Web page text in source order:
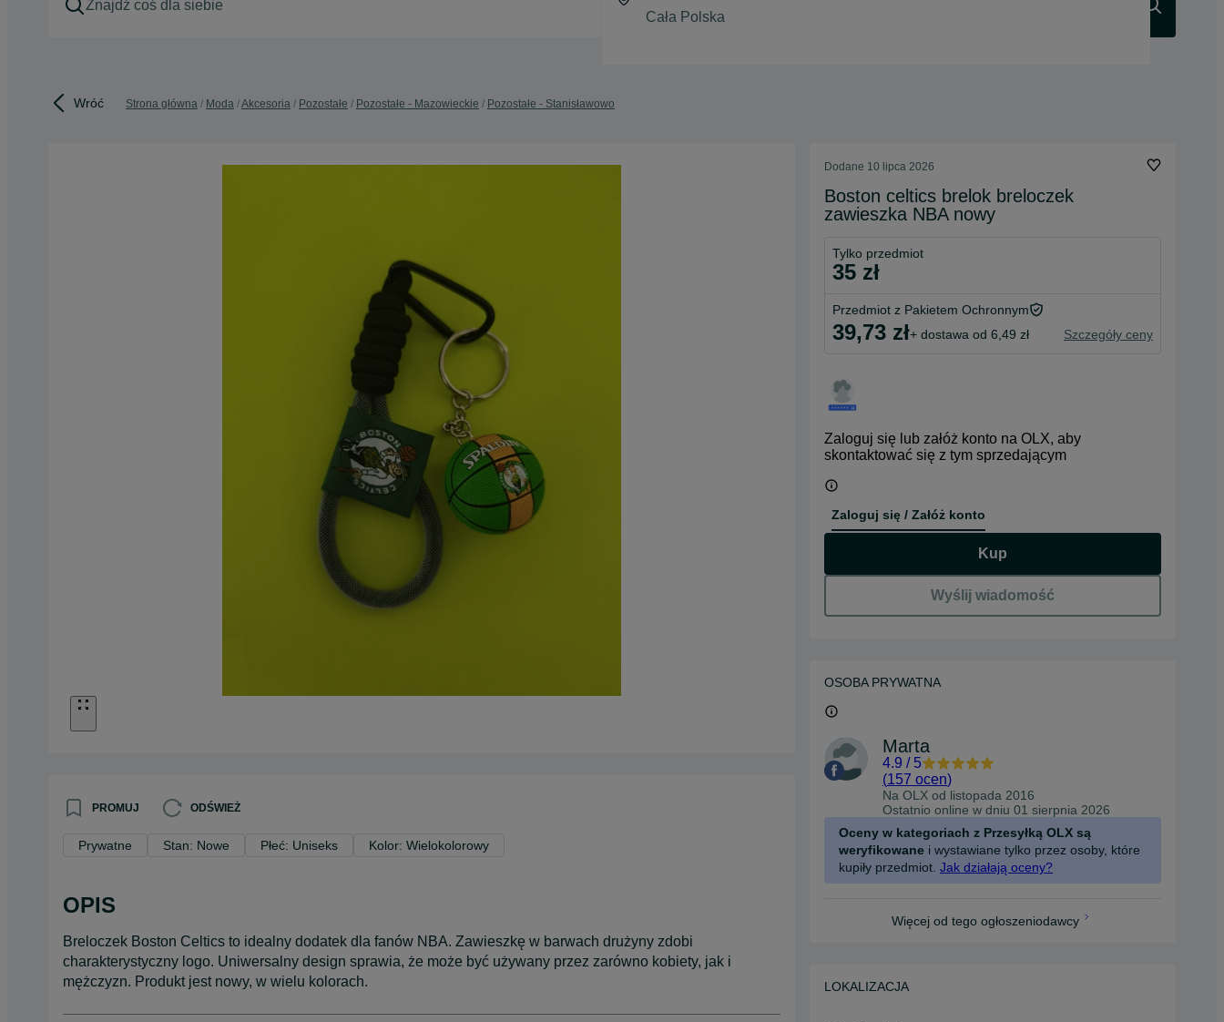
Wróć Strona główna Moda Akcesoria Pozostałe Pozostałe - Mazowieckie Pozostałe - Stanisławowo
PROMUJ ODŚWIEŻ
Prywatne Stan: Nowe Płeć: Uniseks Kolor: Wielokolorowy
OPIS
Breloczek Boston Celtics to idealny dodatek dla fanów NBA. Zawieszkę w barwach drużyny zdobi
charakterystyczny logo. Uniwersalny design sprawia, że może być używany przez zarówno kobiety, jak i
mężczyzn. Produkt jest nowy, w wielu kolorach.
Dodane 10 lipca 2026
Boston celtics brelok breloczek
zawieszka NBA nowy
Tylko przedmiot
35 zł
Przedmiot z Pakietem Ochronnym
39,73 zł+ dostawa od 6,49 zł Szczegóły ceny
Zaloguj się lub załóż konto na OLX, aby
skontaktować się z tym sprzedającym
Zaloguj się / Załóż konto
Kup
Wyślij wiadomość
OSOBA PRYWATNA
Marta
4.9 / 5
(157 ocen)
Na OLX od listopada 2016
Ostatnio online w dniu 01 sierpnia 2026
Oceny w kategoriach z Przesyłką OLX są
weryfikowane i wystawiane tylko przez osoby, które
kupiły przedmiot. Jak działają oceny?
Więcej od tego ogłoszeniodawcy
LOKALIZACJA